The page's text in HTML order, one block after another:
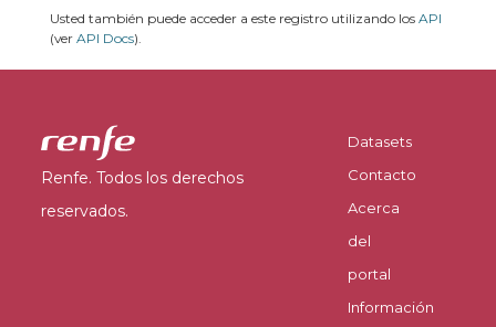
Usted también puede acceder a este registro utilizando los API
(ver API Docs).
Renfe. Todos los derechos
reservados.
Datasets
Contacto
Acerca
del
portal
Información